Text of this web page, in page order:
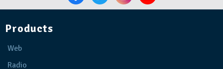
Products
Web
Radio